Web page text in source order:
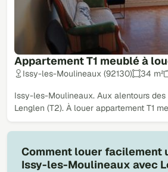
Appartement T1 meublé à
Issy-les-Moulineaux (92130) 34 m²
Issy-les-Moulineaux. Aux alentours
Lenglen (T2). À louer appartement T1
Comment louer facilement
Issy-les-Moulineaux avec